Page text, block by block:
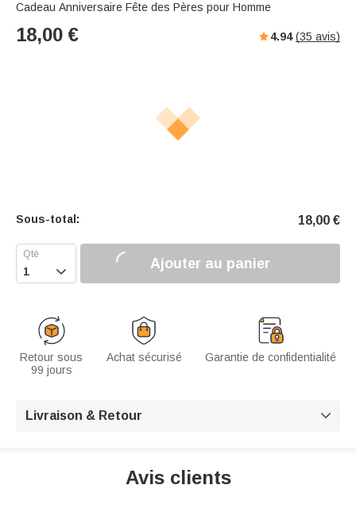
Cadeau Anniversaire Fête des Pères pour Homme
18,00 € 4.94 (35 avis)
Sous-total: 18,00 €
 Ajouter au panier
Retour sous
99 jours
Achat sécurisé Garantie de confidentialité
Livraison & Retour 
Avis clients